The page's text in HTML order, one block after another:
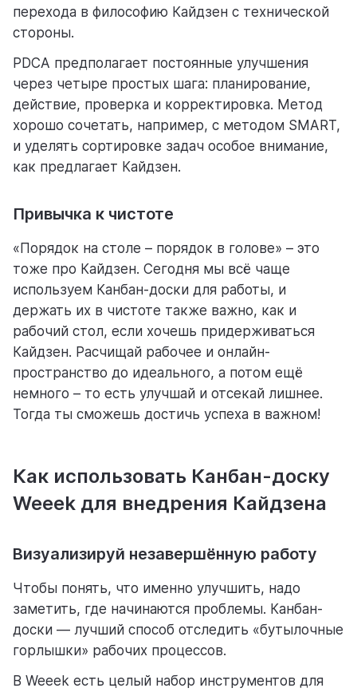
перехода в философию Кайдзен с технической
стороны.
PDCA предполагает постоянные улучшения
через четыре простых шага: планирование,
действие, проверка и корректировка. Метод
хорошо сочетать, например, с методом SMART,
и уделять сортировке задач особое внимание,
как предлагает Кайдзен.
Привычка к чистоте
«Порядок на столе – порядок в голове» – это
тоже про Кайдзен. Сегодня мы всё чаще
используем Канбан-доски для работы, и
держать их в чистоте также важно, как и
рабочий стол, если хочешь придерживаться
Кайдзен. Расчищай рабочее и онлайн-
пространство до идеального, а потом ещё
немного – то есть улучшай и отсекай лишнее.
Тогда ты сможешь достичь успеха в важном!
Как использовать Канбан-доску
Weeek для внедрения Кайдзена
Визуализируй незавершённую работу
Чтобы понять, что именно улучшить, надо
заметить, где начинаются проблемы. Канбан-
доски — лучший способ отследить «бутылочные
горлышки» рабочих процессов.
В Weeek есть целый набор инструментов для